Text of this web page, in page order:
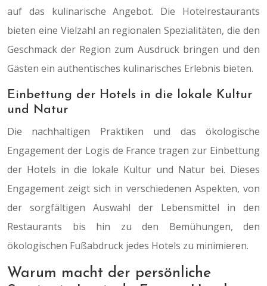
auf das kulinarische Angebot. Die Hotelrestaurants
bieten eine Vielzahl an regionalen Spezialitäten, die den
Geschmack der Region zum Ausdruck bringen und den
Gästen ein authentisches kulinarisches Erlebnis bieten.
Einbettung der Hotels in die lokale Kultur
und Natur
Die nachhaltigen Praktiken und das ökologische
Engagement der Logis de France tragen zur Einbettung
der Hotels in die lokale Kultur und Natur bei. Dieses
Engagement zeigt sich in verschiedenen Aspekten, von
der sorgfältigen Auswahl der Lebensmittel in den
Restaurants bis hin zu den Bemühungen, den
ökologischen Fußabdruck jedes Hotels zu minimieren.
Warum macht der persönliche